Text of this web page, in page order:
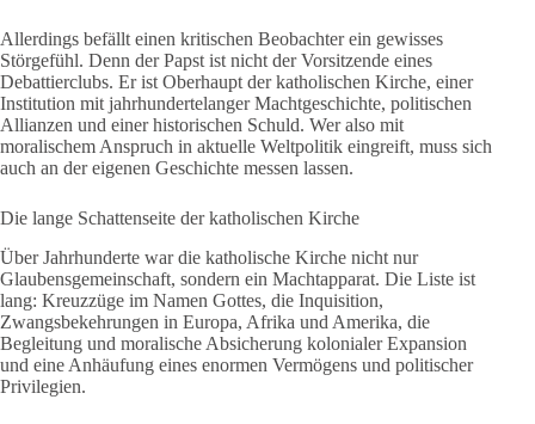
Allerdings befällt einen kritischen Beobachter ein gewisses
Störgefühl. Denn der Papst ist nicht der Vorsitzende eines
Debattierclubs. Er ist Oberhaupt der katholischen Kirche, einer
Institution mit jahrhundertelanger Machtgeschichte, politischen
Allianzen und einer historischen Schuld. Wer also mit
moralischem Anspruch in aktuelle Weltpolitik eingreift, muss sich
auch an der eigenen Geschichte messen lassen.
Die lange Schattenseite der katholischen Kirche
Über Jahrhunderte war die katholische Kirche nicht nur
Glaubensgemeinschaft, sondern ein Machtapparat. Die Liste ist
lang: Kreuzzüge im Namen Gottes, die Inquisition,
Zwangsbekehrungen in Europa, Afrika und Amerika, die
Begleitung und moralische Absicherung kolonialer Expansion
und eine Anhäufung eines enormen Vermögens und politischer
Privilegien.